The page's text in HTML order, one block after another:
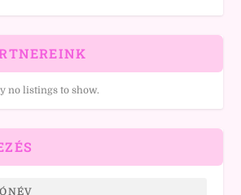
no listings to show.